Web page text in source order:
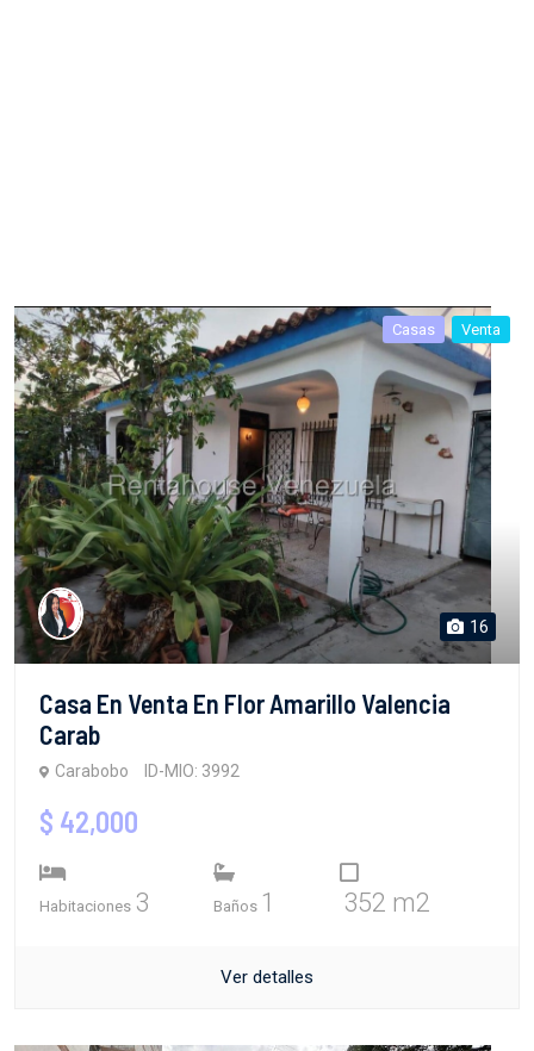
Casas Venta
16
Casa En Venta En Flor Amarillo Valencia
Carab
Carabobo ID-MIO: 3992
$ 42,000
Habitaciones 3 Baños 1 352 m2
Ver detalles